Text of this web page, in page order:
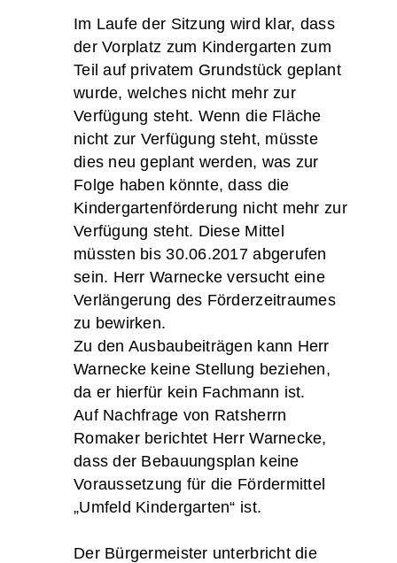
Im Laufe der Sitzung wird klar, dass
der Vorplatz zum Kindergarten zum
Teil auf privatem Grundstück geplant
wurde, welches nicht mehr zur
Verfügung steht. Wenn die Fläche
nicht zur Verfügung steht, müsste
dies neu geplant werden, was zur
Folge haben könnte, dass die
Kindergartenförderung nicht mehr zur
Verfügung steht. Diese Mittel
müssten bis 30.06.2017 abgerufen
sein. Herr Warnecke versucht eine
Verlängerung des Förderzeitraumes
zu bewirken.
Zu den Ausbaubeiträgen kann Herr
Warnecke keine Stellung beziehen,
da er hierfür kein Fachmann ist.
Auf Nachfrage von Ratsherrn
Romaker berichtet Herr Warnecke,
dass der Bebauungsplan keine
Voraussetzung für die Fördermittel
„Umfeld Kindergarten“ ist.
Der Bürgermeister unterbricht die